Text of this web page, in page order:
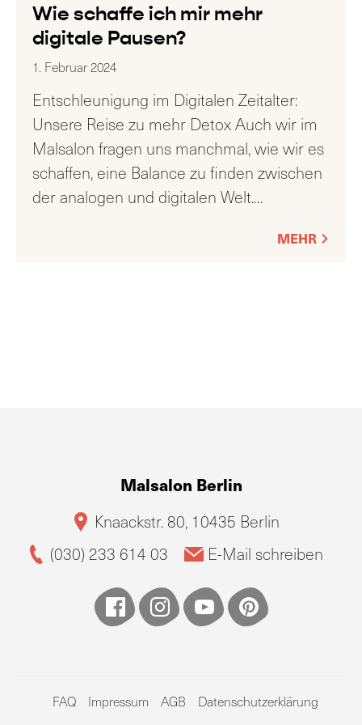
Wie schaffe ich mir mehr
digitale Pausen?
1. Februar 2024
Entschleunigung im Digitalen Zeitalter:
Unsere Reise zu mehr Detox Auch wir im
Malsalon fragen uns manchmal, wie wir es
schaffen, eine Balance zu finden zwischen
der analogen und digitalen Welt.…
MEHR
Malsalon Berlin
Knaackstr. 80, 10435 Berlin
(030) 233 614 03
E-Mail schreiben
FAQ Impressum AGB Datenschutzerklärung